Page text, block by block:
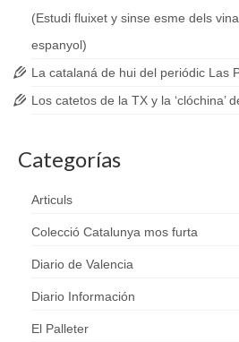
(Estudi fluixet y sinse esme dels
espanyol)
La catalaná de hui del periódic Las
Los catetos de la TX y la ‘clóchina’
Categorías
Articuls
Colecció Catalunya mos furta
Diario de Valencia
Diario Información
El Palleter